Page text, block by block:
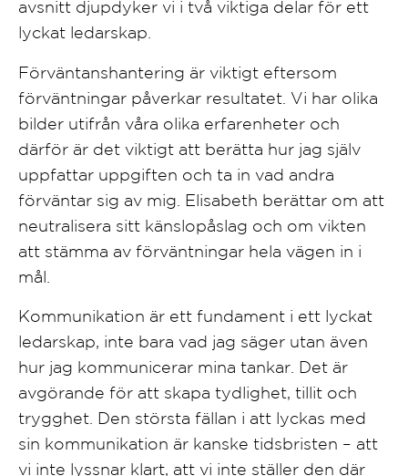
avsnitt djupdyker vi i två viktiga delar för ett
lyckat ledarskap.
Förväntanshantering är viktigt eftersom
förväntningar påverkar resultatet. Vi har olika
bilder utifrån våra olika erfarenheter och
därför är det viktigt att berätta hur jag själv
uppfattar uppgiften och ta in vad andra
förväntar sig av mig. Elisabeth berättar om att
neutralisera sitt känslopåslag och om vikten
att stämma av förväntningar hela vägen in i
mål.
Kommunikation är ett fundament i ett lyckat
ledarskap, inte bara vad jag säger utan även
hur jag kommunicerar mina tankar. Det är
avgörande för att skapa tydlighet, tillit och
trygghet. Den största fällan i att lyckas med
sin kommunikation är kanske tidsbristen – att
vi inte lyssnar klart, att vi inte ställer den där